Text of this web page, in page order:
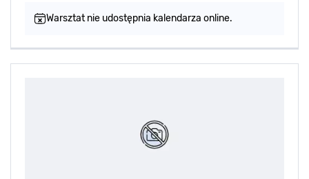
Warsztat nie udostępnia kalendarza online.